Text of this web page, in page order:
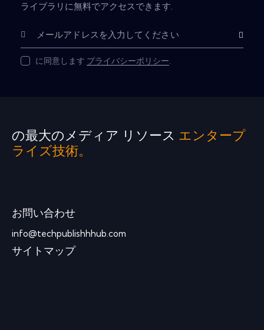
ライブラリに無料でアクセスできます.
購読
に同意します プライバシーポリシー.
の最大のメディア リソース エンタープ
ライズ技術。
お問い合わせ
info@techpublishhhub.com
サイトマップ